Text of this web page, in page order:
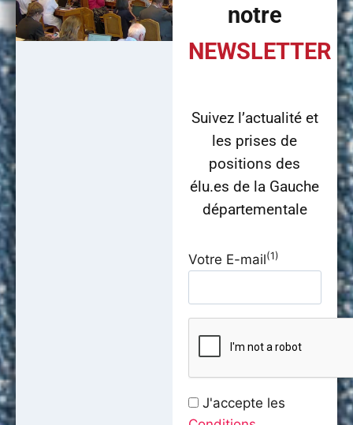
notre
NEWSLETTER
Suivez l’actualité et
les prises de
positions des
élu.es de la Gauche
départementale
Votre E-mail(1)
J'accepte les